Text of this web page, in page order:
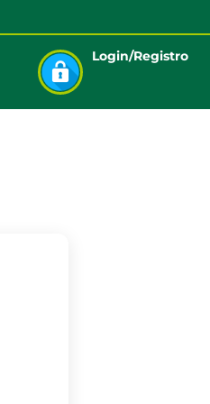
Login/Registro